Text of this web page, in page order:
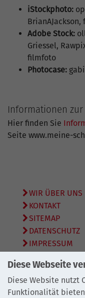
iStockphoto:
Adobe Stock:
Griessel,
filmfoto
Photocase:
Informationen
Hier finden Sie
Seite www.meine-
WIR ÜBER UNS
KONTAKT
SITEMAP
DATENSCHUTZ
IMPRESSUM
© 2026
e.V.
Diese Webseite
Diese Website nutzt
Funktionalität bieten